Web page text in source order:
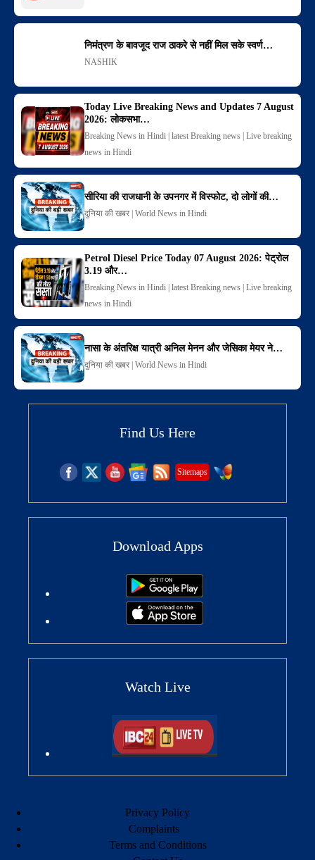
निमंत्रण के बावजूद राज ठाकरे से नहीं मिल सके स्वर्ण…
NASHIK
Today Live Breaking News and Updates 7 August
2026: लोकसभा…
Breaking News in Hindi | latest Breaking news | Live breaking
news in Hindi
सीरिया की राजधानी के उपनगर में विस्फोट, दो लोगों की…
दुनिया की खबर | World News in Hindi
Petrol Diesel Price Today 07 August 2026: पेट्रोल
3.19 और…
Breaking News in Hindi | latest Breaking news | Live breaking
news in Hindi
नासा के अंतरिक्ष यात्री अनिल मेनन और जेसिका मेयर ने…
दुनिया की खबर | World News in Hindi
Find Us Here
Sitemaps
Download Apps
Watch Live
Privacy Policy
Complaints
Terms and Conditions